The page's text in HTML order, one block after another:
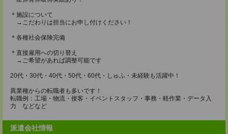
＊施設について
→こだわりは担当にお申し付けください！
＊各種社会保険完備
＊直接雇用への切り替え
→ご希望があれば調整可能です
20代・30代・40代・50代・60代・しゅふ・未経験も活躍中！
異業種からの転職者も多いです！
転職例：工場・物流・接客・イベントスタッフ・事務・軽作業・データ入
力 などなど
派遣会社情報